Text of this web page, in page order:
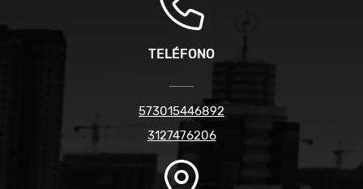
TELÉFONO
573015446892
3127476206